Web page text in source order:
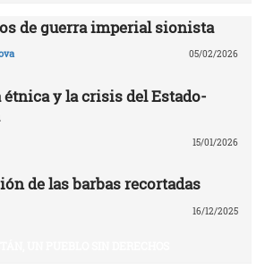
de guerra imperial sionista
05/02/2026
y la crisis del Estado-
15/01/2026
de las barbas recortadas
16/12/2025